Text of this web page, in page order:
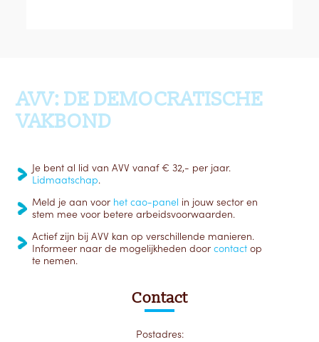
AVV: DE DEMOCRATISCHE
VAKBOND
Je bent al lid van AVV vanaf € 32,- per jaar.
Lidmaatschap.
Meld je aan voor het cao-panel in jouw sector en
stem mee voor betere arbeidsvoorwaarden.
Actief zijn bij AVV kan op verschillende manieren.
Informeer naar de mogelijkheden door contact op
te nemen.
Contact
Postadres: